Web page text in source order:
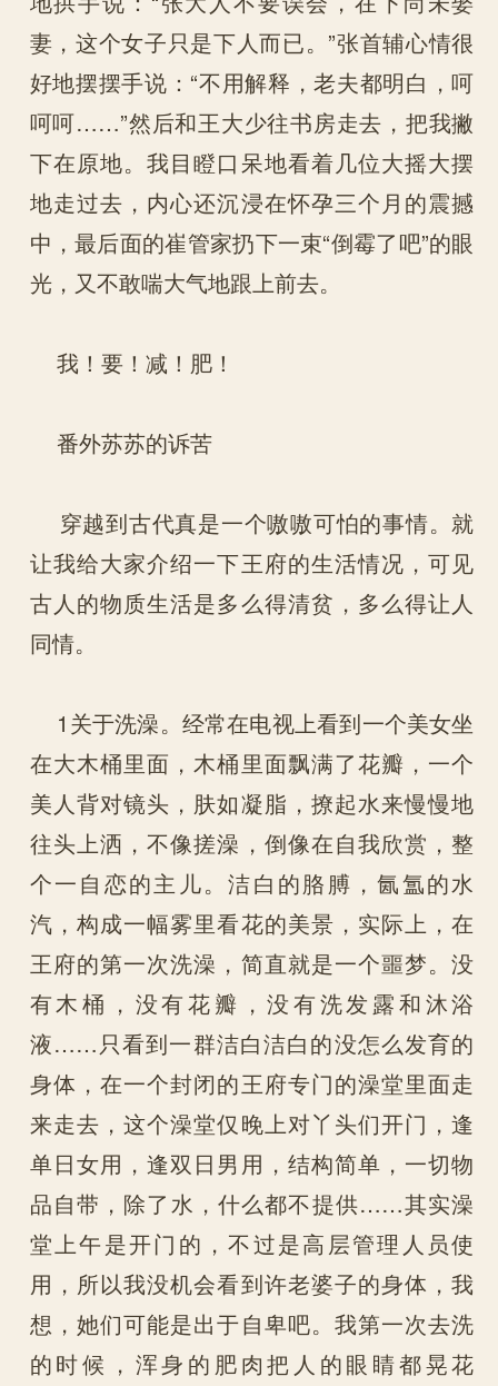
妻，这个女子只是下人而已。”张首辅心情很
好地摆摆手说：“不用解释，老夫都明白，呵
呵呵……”然后和王大少往书房走去，把我撇
下在原地。我目瞪口呆地看着几位大摇大摆
地走过去，内心还沉浸在怀孕三个月的震撼
中，最后面的崔管家扔下一束“倒霉了吧”的眼
光，又不敢喘大气地跟上前去。
我！要！减！肥！
番外苏苏的诉苦
穿越到古代真是一个嗷嗷可怕的事情。就
让我给大家介绍一下王府的生活情况，可见
古人的物质生活是多么得清贫，多么得让人
同情。
1关于洗澡。经常在电视上看到一个美女坐
在大木桶里面，木桶里面飘满了花瓣，一个
美人背对镜头，肤如凝脂，撩起水来慢慢地
往头上洒，不像搓澡，倒像在自我欣赏，整
个一自恋的主儿。洁白的胳膊，氤氲的水
汽，构成一幅雾里看花的美景，实际上，在
王府的第一次洗澡，简直就是一个噩梦。没
有木桶，没有花瓣，没有洗发露和沐浴
液……只看到一群洁白洁白的没怎么发育的
身体，在一个封闭的王府专门的澡堂里面走
来走去，这个澡堂仅晚上对丫头们开门，逢
单日女用，逢双日男用，结构简单，一切物
品自带，除了水，什么都不提供……其实澡
堂上午是开门的，不过是高层管理人员使
用，所以我没机会看到许老婆子的身体，我
想，她们可能是出于自卑吧。我第一次去洗
的时候，浑身的肥肉把人的眼睛都晃花